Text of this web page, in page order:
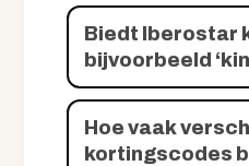
Biedt Iberostar
bijvoorbeeld
Hoe vaak
kortingscodes